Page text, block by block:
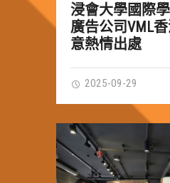
浸會大學國際
廣告公司VML
意熱情出處
2025-09-29